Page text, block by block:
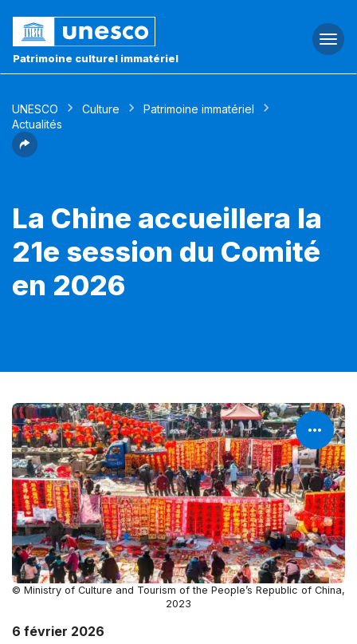
Patrimoine culturel immatériel
UNESCO Culture
Patrimoine immatériel
Actualités
La Chine accueillera la
21e session du Comité
en 2026
© Ministry of Culture and Tourism of the People’s Republic of China,
2023
6 février 2026